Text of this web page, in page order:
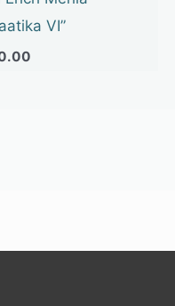
VI”